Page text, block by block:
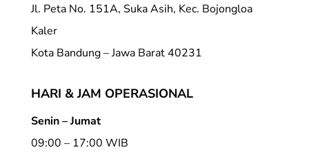
Jl. Peta No. 151A, Suka Asih, Kec. Bojongloa
Kaler
Kota Bandung – Jawa Barat 40231
HARI & JAM OPERASIONAL
Senin – Jumat
09:00 – 17:00 WIB